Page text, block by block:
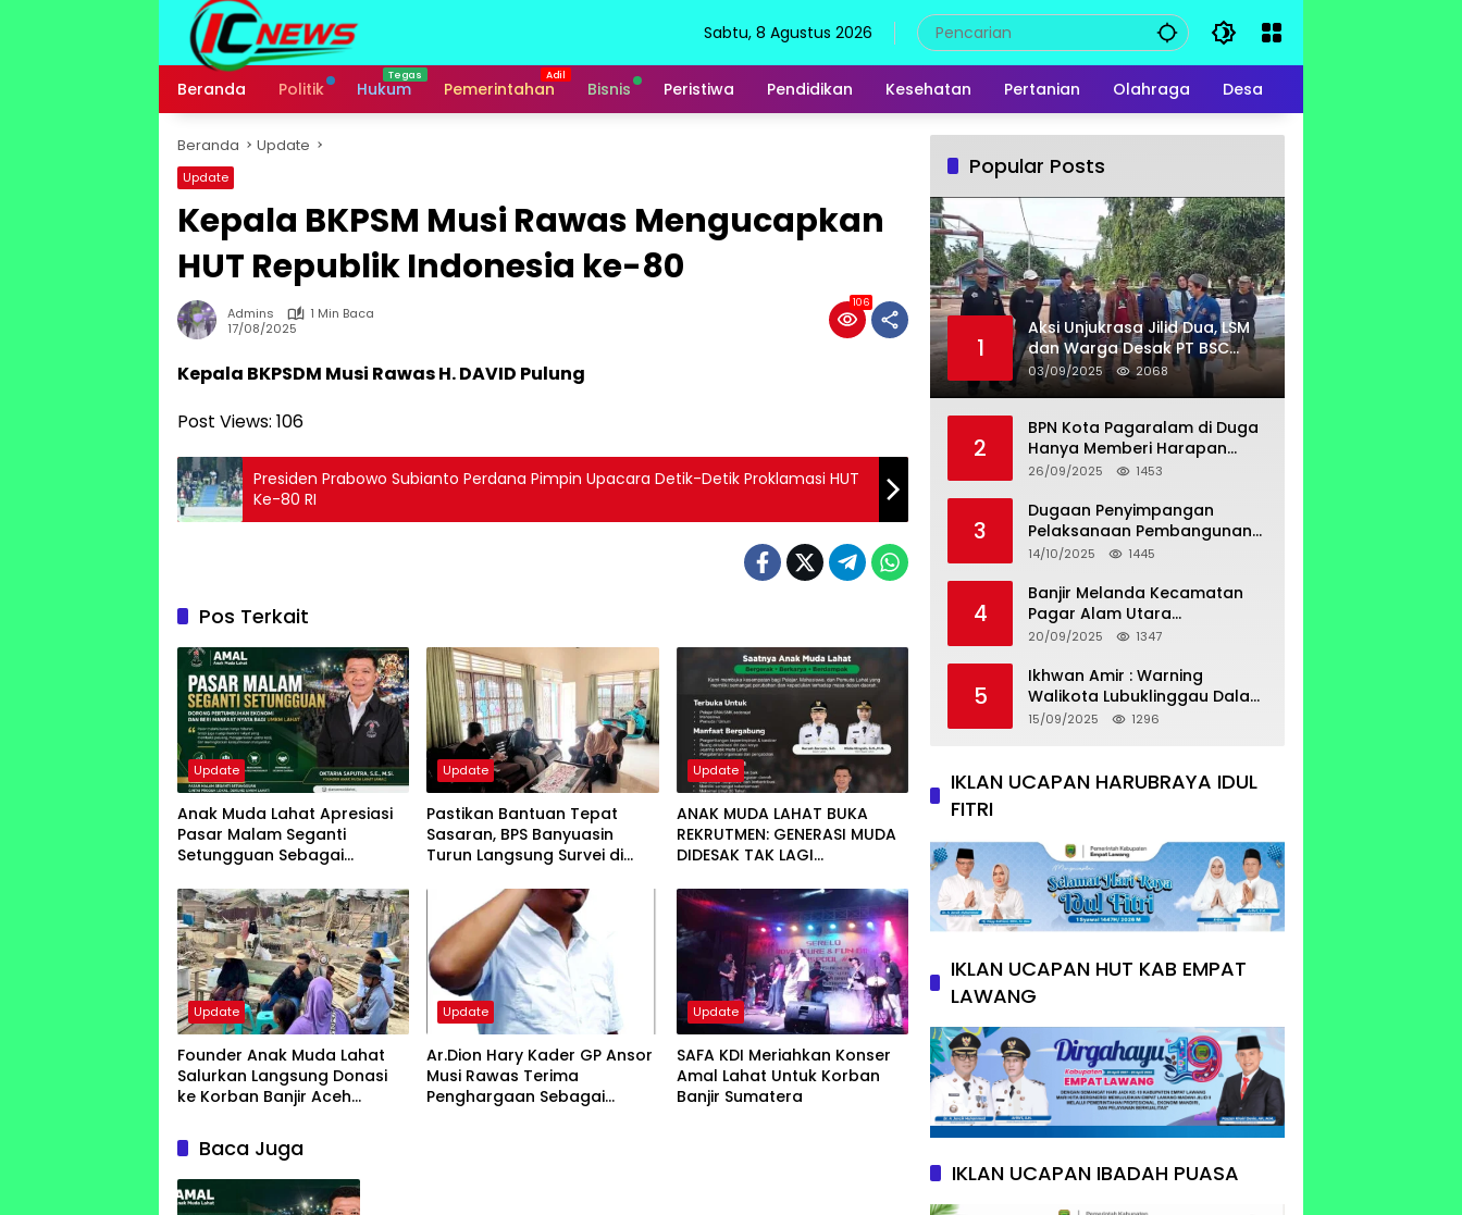
Sabtu, 8 Agustus 2026
Beranda Politik Hukum Pemerintahan Bisnis Peristiwa Pendidikan Kesehatan Pertanian Olahraga Desa
Beranda Update
Update
Kepala BKPSM Musi Rawas Mengucapkan
HUT Republik Indonesia ke-80
Admins
1 Min Baca
17/08/2025
106
Kepala BKPSDM Musi Rawas H. DAVID Pulung
Post Views: 106
Presiden Prabowo Subianto Perdana Pimpin Upacara Detik-Detik Proklamasi HUT
Ke-80 RI
Pos Terkait
Update
Anak Muda Lahat Apresiasi
Pasar Malam Seganti
Setungguan Sebagai
Kerakyatan
Update
Pastikan Bantuan Tepat
Sasaran, BPS Banyuasin
Turun Langsung Survei di
Update
ANAK MUDA LAHAT BUKA
REKRUTMEN: GENERASI MUDA
DIDESAK TAK LAGI
MENGGERAKKAN PERUBAHAN
Update
Founder Anak Muda Lahat
Salurkan Langsung Donasi
ke Korban Banjir Aceh
Update
Ar.Dion Hary Kader GP Ansor
Musi Rawas Terima
Penghargaan Sebagai
Update
SAFA KDI Meriahkan Konser
Amal Lahat Untuk Korban
Banjir Sumatera
Baca Juga
Popular Posts
1
Aksi Unjukrasa Jilid Dua, LSM
dan Warga Desak PT BSC
Bayar Lahan Milik Untung
Suropati
03/09/2025 2068
2
BPN Kota Pagaralam di Duga
Hanya Memberi Harapan
Kurang Tanggap Terkait
26/09/2025 1453
3
Dugaan Penyimpangan
Pelaksanaan Pembangunan
Prasarana Utilitas
14/10/2025 1445
4
Banjir Melanda Kecamatan
Pagar Alam Utara
Pemerintahan Luber Belum
20/09/2025 1347
5
Ikhwan Amir : Warning
Walikota Lubuklinggau Dalam
Pengangkatan Staf Khusus
15/09/2025 1296
IKLAN UCAPAN HARUBRAYA IDUL
FITRI
IKLAN UCAPAN HUT KAB EMPAT
LAWANG
IKLAN UCAPAN IBADAH PUASA